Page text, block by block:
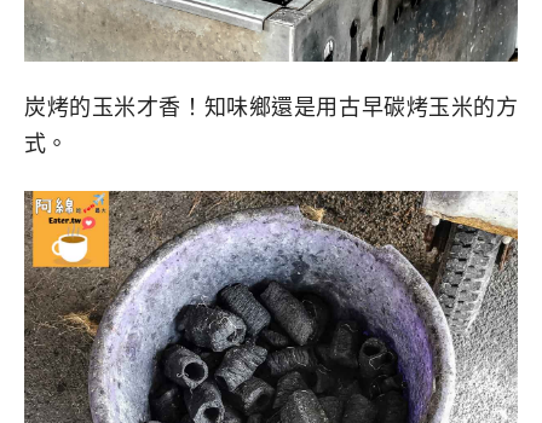
炭烤的玉米才香！知味鄉還是用古早碳烤玉米的方
式。